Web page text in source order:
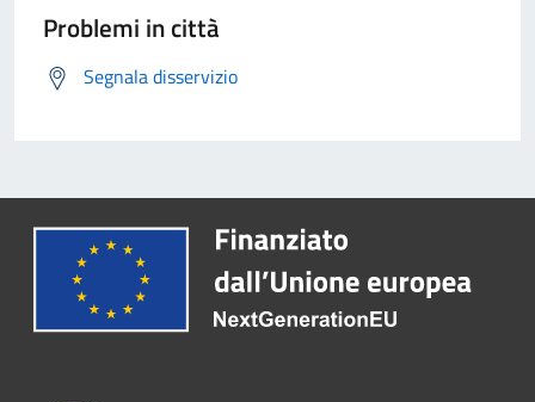
Problemi in città
Segnala disservizio